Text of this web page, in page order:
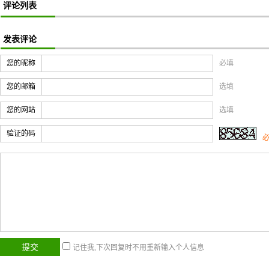
评论列表
发表评论
您的昵称 必填
您的邮箱 选填
您的网站 选填
验证的码
记住我,下次回复时不用重新输入个人信息